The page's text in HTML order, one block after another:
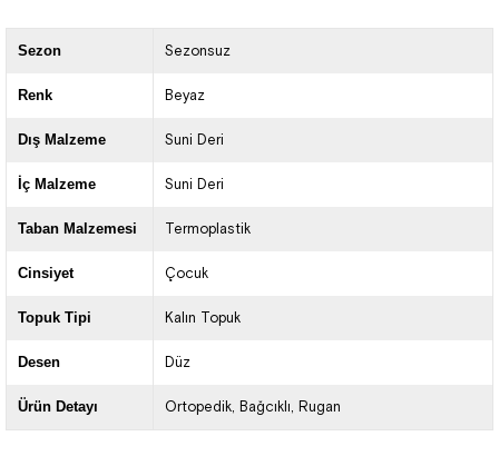
Sezon Sezonsuz
Renk Beyaz
Dış Malzeme Suni Deri
İç Malzeme Suni Deri
Taban Malzemesi Termoplastik
Cinsiyet Çocuk
Topuk Tipi Kalın Topuk
Desen Düz
Ürün Detayı Ortopedik Bağcıklı Rugan